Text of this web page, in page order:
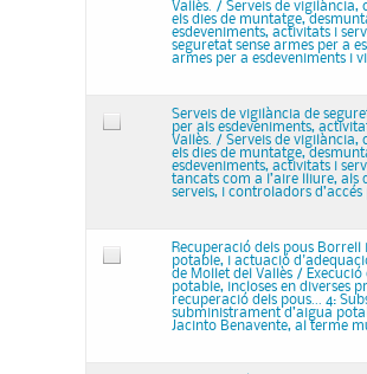
Vallès. / Serveis de vigilància,
els dies de muntatge,
esdeveniments, activitats i
seguretat sense armes per a
armes per a esdeveniments i
Serveis de vigilància de
per als esdeveniments,
Vallès. / Serveis de vigilància,
els dies de muntatge,
esdeveniments, activitats i
tancats com a l’aire lliure, als
serveis, i controladors d’accés
Recuperació dels pous
potable, i actuació
de Mollet del Vallès /
potable, incloses en diverses
recuperació dels pous... 4:
subministrament d’aigua
Jacinto Benavente, al terme